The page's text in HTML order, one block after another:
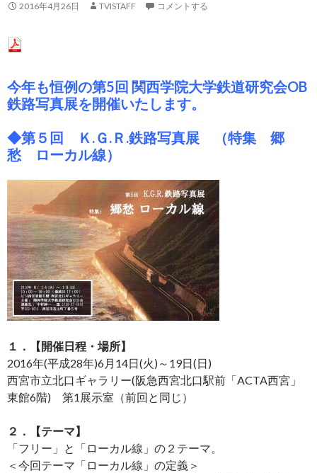
2016年4月26日 TVISTAFF コメントする
今年も恒例の第5回 関西学院大学鉄道研究会OB
鉄路写真展を開催いたします。
◆第５回 Ｋ.Ｇ.Ｒ.鉄路写真展 （特集 郷
愁 ローカル線）
１．【開催日程・場所】
2016年(平成28年)6月14日(火)～19日(日)
西宮市立北口ギャラリー(阪急西宮北口駅前「ACTA西宮」
東館6階) 第1展示室（前回と同じ）
２．【テーマ】
「フリー」と「ローカル線」の２テーマ。
＜今回テーマ「ローカル線」の定義＞